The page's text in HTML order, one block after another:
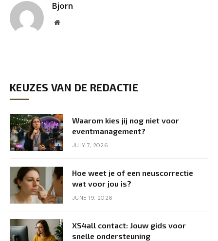
Bjorn
Website
KEUZES VAN DE REDACTIE
Waarom kies jij nog niet voor
eventmanagement?
JULY 7, 2026
Hoe weet je of een neuscorrectie
wat voor jou is?
JUNE 19, 2026
XS4all contact: Jouw gids voor
snelle ondersteuning